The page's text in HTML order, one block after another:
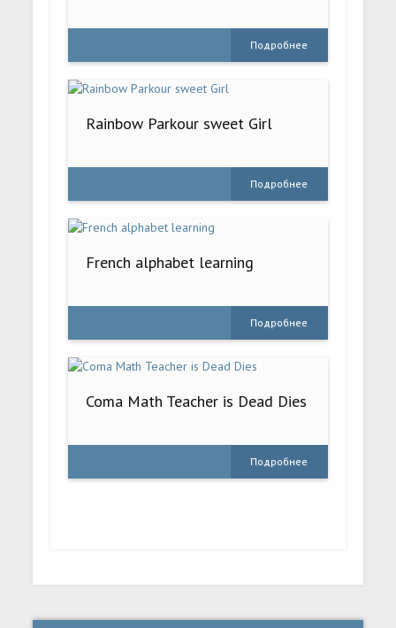
Подробнее
Rainbow Parkour sweet Girl
Подробнее
French alphabet learning
Подробнее
Coma Math Teacher is Dead Dies
Подробнее